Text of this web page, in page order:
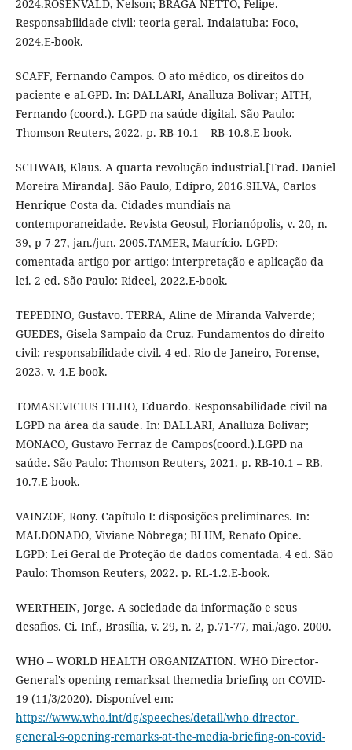
2024.ROSENVALD, Nelson; BRAGA NETTO, Felipe.
Responsabilidade civil: teoria geral. Indaiatuba: Foco,
2024.E-book.
SCAFF, Fernando Campos. O ato médico, os direitos do
paciente e aLGPD. In: DALLARI, Analluza Bolivar; AITH,
Fernando (coord.). LGPD na saúde digital. São Paulo:
Thomson Reuters, 2022. p. RB-10.1 – RB-10.8.E-book.
SCHWAB, Klaus. A quarta revolução industrial.[Trad. Daniel
Moreira Miranda]. São Paulo, Edipro, 2016.SILVA, Carlos
Henrique Costa da. Cidades mundiais na
contemporaneidade. Revista Geosul, Florianópolis, v. 20, n.
39, p 7-27, jan./jun. 2005.TAMER, Maurício. LGPD:
comentada artigo por artigo: interpretação e aplicação da
lei. 2 ed. São Paulo: Rideel, 2022.E-book.
TEPEDINO, Gustavo. TERRA, Aline de Miranda Valverde;
GUEDES, Gisela Sampaio da Cruz. Fundamentos do direito
civil: responsabilidade civil. 4 ed. Rio de Janeiro, Forense,
2023. v. 4.E-book.
TOMASEVICIUS FILHO, Eduardo. Responsabilidade civil na
LGPD na área da saúde. In: DALLARI, Analluza Bolivar;
MONACO, Gustavo Ferraz de Campos(coord.).LGPD na
saúde. São Paulo: Thomson Reuters, 2021. p. RB-10.1 – RB.
10.7.E-book.
VAINZOF, Rony. Capítulo I: disposições preliminares. In:
MALDONADO, Viviane Nóbrega; BLUM, Renato Opice.
LGPD: Lei Geral de Proteção de dados comentada. 4 ed. São
Paulo: Thomson Reuters, 2022. p. RL-1.2.E-book.
WERTHEIN, Jorge. A sociedade da informação e seus
desafios. Ci. Inf., Brasília, v. 29, n. 2, p.71-77, mai./ago. 2000.
WHO – WORLD HEALTH ORGANIZATION. WHO Director-
General's opening remarksat themedia briefing on COVID-
19 (11/3/2020). Disponível em:
https://www.who.int/dg/speeches/detail/who-director-
general-s-opening-remarks-at-the-media-briefing-on-covid-